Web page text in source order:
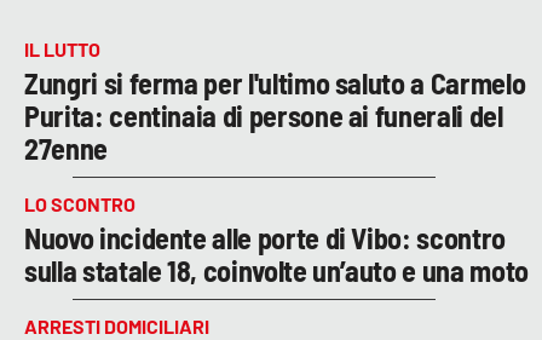
IL LUTTO
Zungri si ferma per l'ultimo saluto a Carmelo
Purita: centinaia di persone ai funerali del
27enne
LO SCONTRO
Nuovo incidente alle porte di Vibo: scontro
sulla statale 18, coinvolte un’auto e una moto
ARRESTI DOMICILIARI